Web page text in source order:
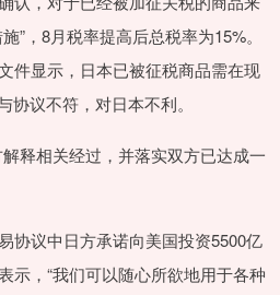
”，8月税率提高后总税率为15%。
件显示，日本已被征税商品需在现
议不符，对日本不利。
释相关经过，并落实双方已达成一
议中日方承诺向美国投资5500亿
示，“我们可以随心所欲地用于各种